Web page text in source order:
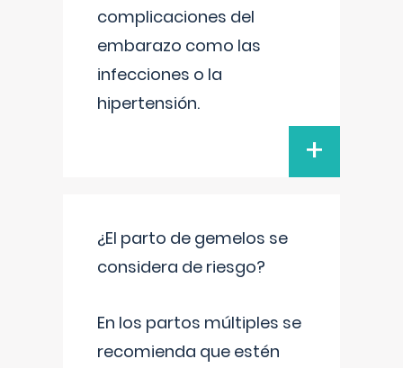
complicaciones del
embarazo como las
infecciones o la
hipertensión.
+
¿El parto de gemelos se
considera de riesgo?
En los partos múltiples se
recomienda que estén